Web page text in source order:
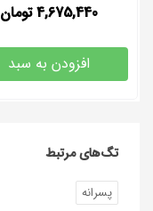
4,675,440 تومان
افزودن به سبد
تگ‌های مرتبط
پسرانه